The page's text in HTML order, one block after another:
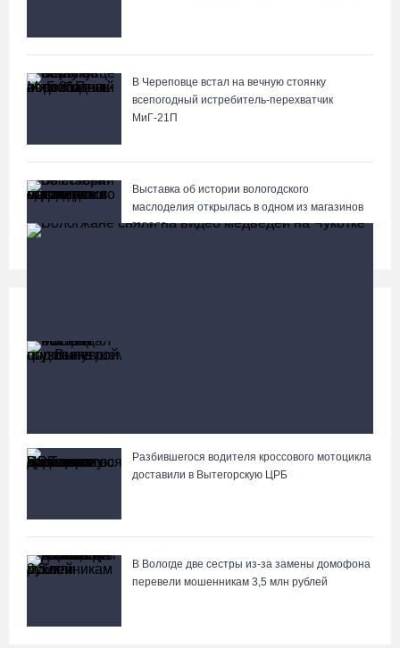
Вологжане сняли на видео медведей на Чукотке
В Череповце встал на вечную стоянку
всепогодный истребитель-перехватчик
МиГ‑21П
Выставка об истории вологодского
маслоделия открылась в одном из магазинов
города
Разбившегося водителя кроссового мотоцикла
доставили в Вытегорскую ЦРБ
В Вологде две сестры из-за замены домофона
перевели мошенникам 3,5 млн рублей